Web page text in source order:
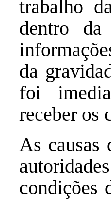
trabalho
dentro da
da
foi
receber os
As causas
condições